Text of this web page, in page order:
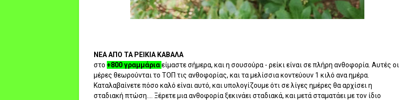
ΝΕΑ ΑΠΟ ΤΑ ΡΕΙΚΙΑ ΚΑΒΑΛΑ
στο +800 γραμμάριαείμαστε σήμερα, και η σουσούρα - ρείκι είναι σε πλήρη ανθοφορία. Αυτές οι
μέρες θεωρούνται το ΤΟΠ τις ανθοφορίας, και τα μελίσσια κοντεύουν 1 κιλό ανα ημέρα.
Καταλαβαίνετε πόσο καλό είναι αυτό, και υπολογίζουμε ότι σε λίγες ημέρες θα αρχίσει η
σταδιακή πτώση.... Ξέρετε μια ανθοφορία ξεκινάει σταδιακά, και μετά σταματάει με τον ίδιο